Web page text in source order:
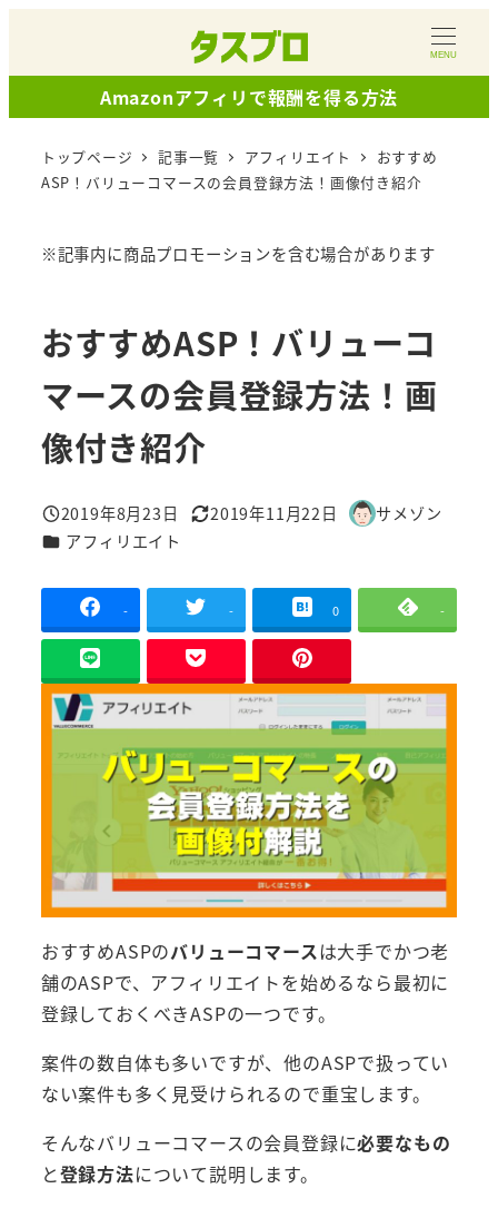
コ
MENU
Amazonアフィリで報酬を得る方法
トップページ 記事一覧 アフィリエイト
おすすめ
ASP！バリューコマースの会員登録方法！画像付き紹介
※記事内に商品プロモーションを含む場合があります
おすすめASP！バリューコ
マースの会員登録方法！画
像付き紹介
投稿日
2019年8月23日
更新日
2019年11月22日
著
サメゾン
カテゴリー
アフィリエイト
- - 0 -
おすすめASPのバリューコマースは大手でかつ老
舗のASPで、アフィリエイトを始めるなら最初に
登録しておくべきASPの一つです。
案件の数自体も多いですが、他のASPで扱ってい
ない案件も多く見受けられるので重宝します。
そんなバリューコマースの会員登録に必要なもの
と登録方法について説明します。